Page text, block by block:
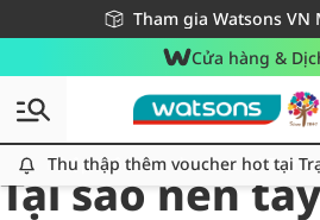
Tham gia Watsons VN
Miễn phí giao hàng cho
Giao hàng nhanh 24h - Áp dụng
Cửa hàng &
Thu thập
Thu thập thêm voucher hot tại
All
Chăm Sóc Cá Nhân
Tại sao nên